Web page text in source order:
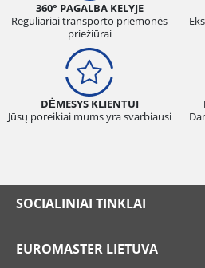
360° PAGALBA KELYJE
Reguliariai transporto priemonės
priežiūrai
DĖMESYS KLIENTUI
Jūsų poreikiai mums yra svarbiausi
SOCIALINIAI TINKLAI
EUROMASTER LIETUVA